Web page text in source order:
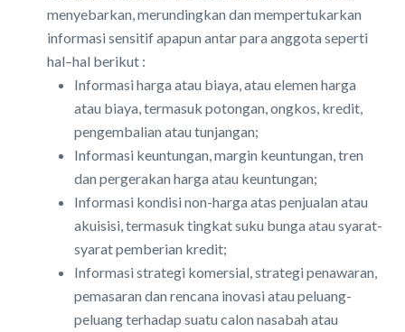
menyebarkan, merundingkan dan mempertukarkan
informasi sensitif apapun antar para anggota seperti
hal–hal berikut :
Informasi harga atau biaya, atau elemen harga
atau biaya, termasuk potongan, ongkos, kredit,
pengembalian atau tunjangan;
Informasi keuntungan, margin keuntungan, tren
dan pergerakan harga atau keuntungan;
Informasi kondisi non-harga atas penjualan atau
akuisisi, termasuk tingkat suku bunga atau syarat-
syarat pemberian kredit;
Informasi strategi komersial, strategi penawaran,
pemasaran dan rencana inovasi atau peluang-
peluang terhadap suatu calon nasabah atau